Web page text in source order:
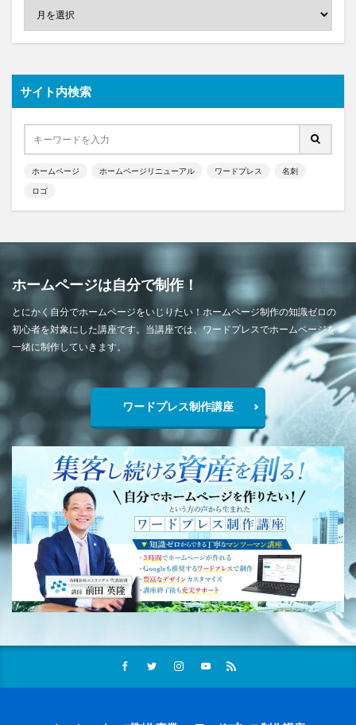
サイト内検索
ホームページ ホームページリニューアル ワードプレス 名刺
ロゴ
ホームページは自分で制作！
とにかく自分でホームページをいじりたい！ホームページ制作の知識ゼロの
初心者を対象にした講座です。当講座では、ワードプレスでホームページを
一緒に制作していきます。
ワードプレス制作講座